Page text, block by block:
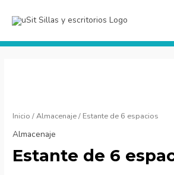
Inicio /Almacenaje/ Estante de 6 espacios
Almacenaje
Estante de 6
espacios
cantidad